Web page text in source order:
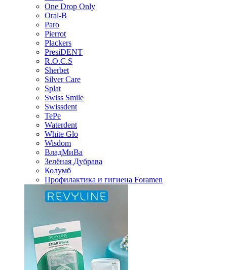
One Drop Only
Oral-B
Paro
Pierrot
Plackers
PresiDENT
R.O.C.S
Sherbet
Silver Care
Splat
Swiss Smile
Swissdent
TePe
Waterdent
White Glo
Wisdom
ВладМиВа
Зелёная Дубрава
Колумб
Профилактика и гигиена Foramen